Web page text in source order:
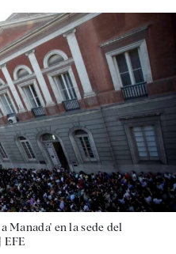
Manada' en la sede del
EFE